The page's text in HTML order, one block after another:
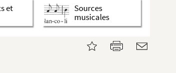
et
Sources
musicales